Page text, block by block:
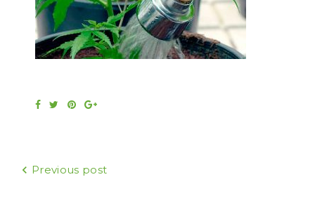
Facebook
TwitterPinterestGoogle+
Навигация
Previous post